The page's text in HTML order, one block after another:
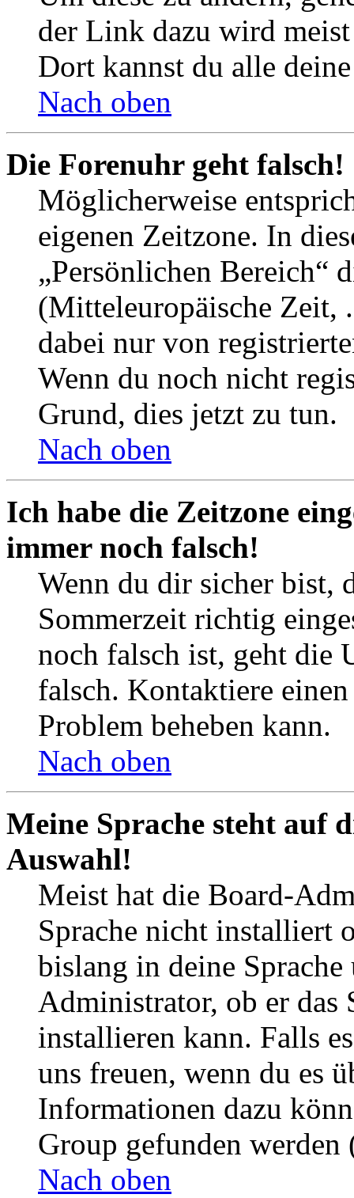
der Link dazu wird
Dort kannst du alle
Nach oben
Die Forenuhr geht falsch!
Möglicherweise
eigenen Zeitzone. In
„Persönlichen Bereich“
(Mitteleuropäische Zeit,
dabei nur von
Wenn du noch nicht
Grund, dies jetzt zu tun.
Nach oben
Ich habe die Zeitzone
immer noch falsch!
Wenn du dir sicher bist,
Sommerzeit richtig
noch falsch ist, geht die
falsch. Kontaktiere
Problem beheben kann.
Nach oben
Meine Sprache steht auf
Auswahl!
Meist hat die Board-
Sprache nicht installiert
bislang in deine
Administrator, ob er das
installieren kann. Falls
uns freuen, wenn du es
Informationen dazu
Group gefunden
Nach oben